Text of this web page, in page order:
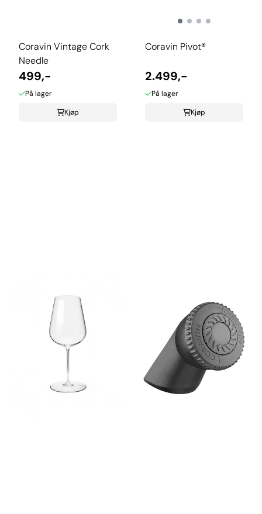
Coravin Vintage Cork
Needle
499,-
På lager
Kjøp
Coravin Pivot®
2.499,-
På lager
Kjøp